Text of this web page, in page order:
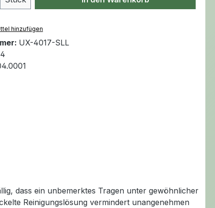
hinzufügen
UX-4017-SLL
dass ein unbemerktes Tragen unter gewöhnlicher
Reinigungslösung vermindert unangenehmen